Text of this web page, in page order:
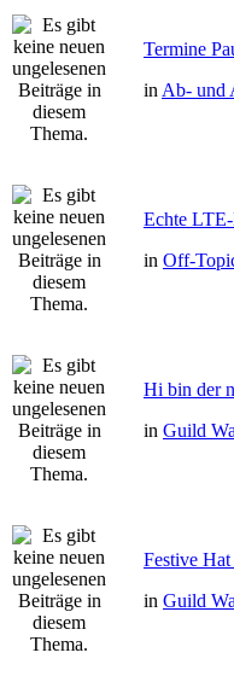
Termine
in Ab- und
Echte
in Off-
Hi bin der
in Guild
Festive
in Guild